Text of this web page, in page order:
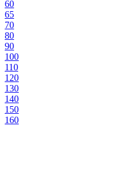
60
65
70
80
90
100
110
120
130
140
150
160